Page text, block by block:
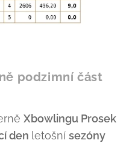
podzimní část
Xbowlingu Prosek
den letošní sezóny